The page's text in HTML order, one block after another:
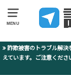
MENU
詐欺被害のトラブル解決
えています。ご注意く